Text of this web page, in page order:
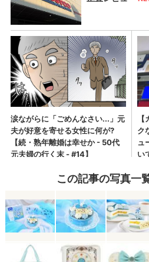
この記事の写真一